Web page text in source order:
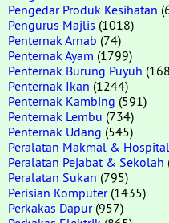
Pengedar Produk Kesihatan
Pengurus Majlis (1018)
Penternak Arnab (74)
Penternak Ayam (1799)
Penternak Burung Puyuh
Penternak Ikan (1244)
Penternak Kambing (591)
Penternak Lembu (734)
Penternak Udang (545)
Peralatan Makmal & Hospital
Peralatan Pejabat & Sekolah
Peralatan Sukan (795)
Perisian Komputer(1435)
Perkakas Dapur(957)